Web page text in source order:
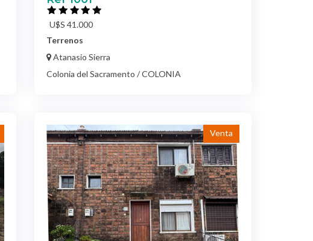
Terrenos
Atanasio Sierra
Colonia del Sacramento / COLONIA